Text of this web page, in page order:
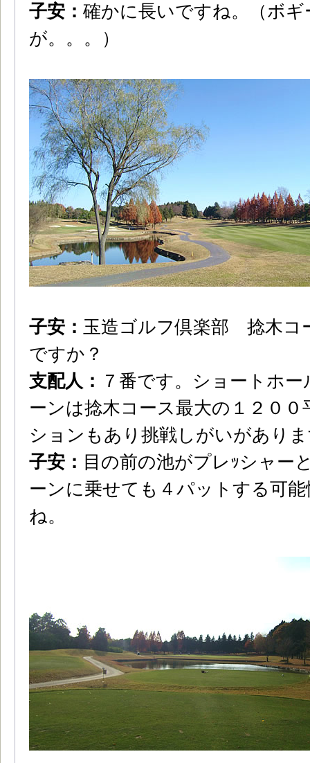
子安： 確かに長いですね。（ボ
が。。。）
子安： 玉造ゴルフ倶楽部 捻木コ
ですか？
支配人： ７番です。ショートホ
ーンは捻木コース最大の１２０
ションもあり挑戦しがいがあり
子安： 目の前の池がプレｯシャー
ーンに乗せても４パットする可
ね。